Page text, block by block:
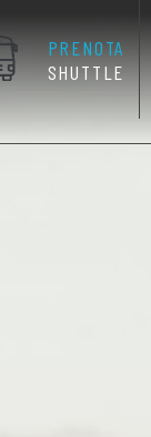
PRENOTA
SHUTTLE